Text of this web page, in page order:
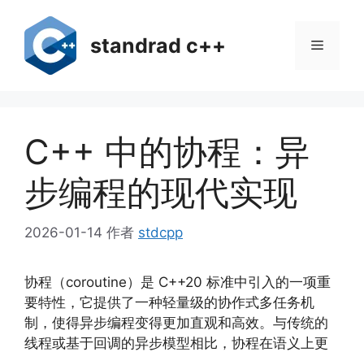
standrad c++ 菜
C++ 中的协程：异
步编程的现代实现
2026-01-14 作者 stdcpp
协程（coroutine）是 C++20 标准中引入的一项重
要特性，它提供了一种轻量级的协作式多任务机
制，使得异步编程变得更加直观和高效。与传统的
线程或基于回调的异步模型相比，协程在语义上更